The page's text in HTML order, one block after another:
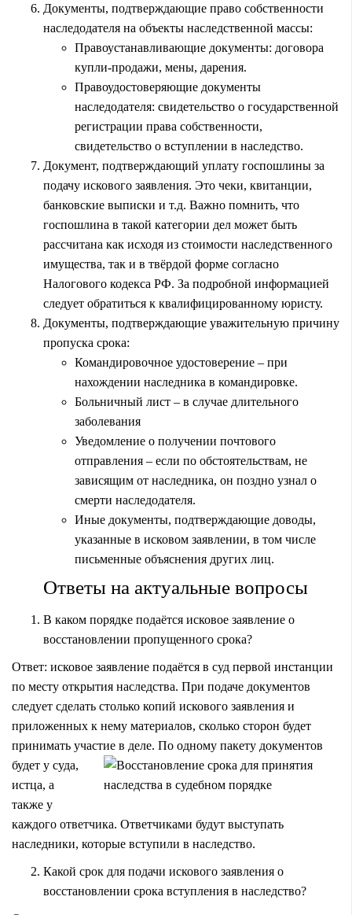
Документы, подтверждающие право собственности
наследодателя на объекты наследственной массы:
Правоустанавливающие документы: договора
купли-продажи, мены, дарения.
Правоудостоверяющие документы
наследодателя: свидетельство о государственной
регистрации права собственности,
свидетельство о вступлении в наследство.
Документ, подтверждающий уплату госпошлины за
подачу искового заявления. Это чеки, квитанции,
банковские выписки и т.д. Важно помнить, что
госпошлина в такой категории дел может быть
рассчитана как исходя из стоимости наследственного
имущества, так и в твёрдой форме согласно
Налогового кодекса РФ. За подробной информацией
следует обратиться к квалифицированному юристу.
Документы, подтверждающие уважительную причину
пропуска срока:
Командировочное удостоверение – при
нахождении наследника в командировке.
Больничный лист – в случае длительного
заболевания
Уведомление о получении почтового
отправления – если по обстоятельствам, не
зависящим от наследника, он поздно узнал о
смерти наследодателя.
Иные документы, подтверждающие доводы,
указанные в исковом заявлении, в том числе
письменные объяснения других лиц.
Ответы на актуальные вопросы
В каком порядке подаётся исковое заявление о
восстановлении пропущенного срока?
Ответ: исковое заявление подаётся в суд первой инстанции
по месту открытия наследства. При подаче документов
следует сделать столько копий искового заявления и
приложенных к нему материалов, сколько сторон будет
принимать участие в деле. По одному пакету документов
будет у суда,
истца, а
также у
каждого ответчика. Ответчиками будут выступать
наследники, которые вступили в наследство.
Какой срок для подачи искового заявления о
восстановлении срока вступления в наследство?